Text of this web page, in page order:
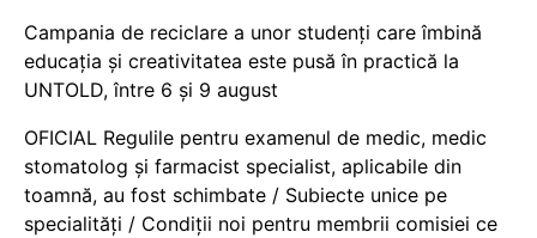
Campania de reciclare a unor studenți care îmbină
educația și creativitatea este pusă în practică la
UNTOLD, între 6 și 9 august
OFICIAL Regulile pentru examenul de medic, medic
stomatolog și farmacist specialist, aplicabile din
toamnă, au fost schimbate / Subiecte unice pe
specialități / Condiții noi pentru membrii comisiei ce